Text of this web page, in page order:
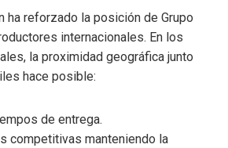
ha reforzado la posición de Grupo
internacionales. En los
la proximidad geográfica junto
hace posible:
de entrega.
competitivas manteniendo la